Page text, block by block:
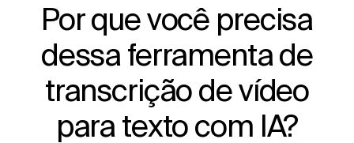
Por que você precisa
dessa ferramenta de
transcrição de vídeo
para texto com IA?